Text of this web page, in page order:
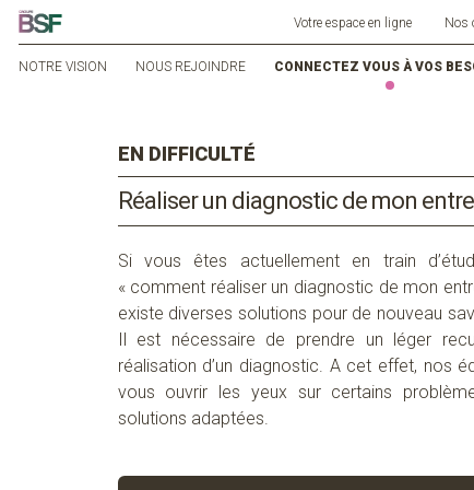
Votre espace en ligne Nos
NOTRE VISION NOUS REJOINDRE CONNECTEZ VOUS À VOS
EN DIFFICULTÉ
Réaliser un diagnostic de mon
Si vous êtes actuellement en train
« comment réaliser un diagnostic de mon
existe diverses solutions pour de nouveau
Il est nécessaire de prendre un léger
réalisation d’un diagnostic. A cet effet, nos
vous ouvrir les yeux sur certains
solutions adaptées.